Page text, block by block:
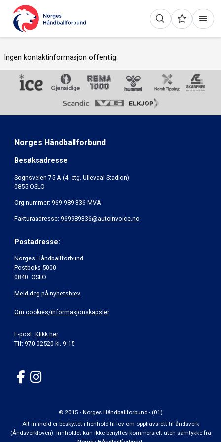
Ingen kontaktinformasjon offentlig.
Norges Håndballforbund
Besøksadresse
Sognsveien 75 A (4. etg. Ullevaal Stadion)
0855 OSLO
Org.nummer: 969 989 336 MVA
Fakturaadresse: 969989336@autoinvoice.no
Postadresse:
Norges Håndballforbund
Postboks 5000
0840 OSLO
Meld deg på nyhetsbrev
Om cookies/informasjonskapsler
E-post: Klikk her
Tlf: 970 02520 kl. 9-15
© 2015 - Norges Håndballforbund - (01)
Alt innhold er beskyttet i henhold til lov om opphavsrett til åndsverk
(Åndsverkloven). Innholdet kan ikke benyttes kommersielt uten samtykke fra